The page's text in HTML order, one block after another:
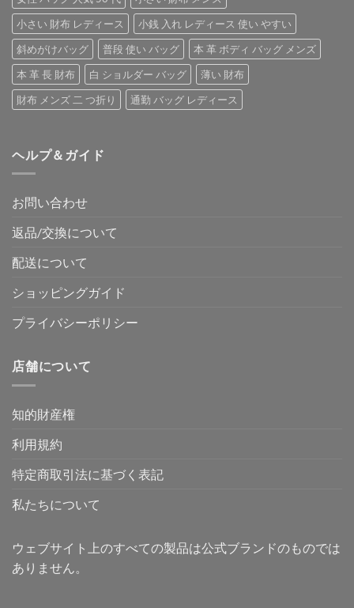
小さい 財布 レディース
小銭 入れ レディース 使い やすい
斜めがけバッグ
普段 使い バッグ
本 革 ボディ バッグ メンズ
本 革 長 財布
白 ショルダー バッグ
薄い 財布
財布 メンズ 二 つ折り
通勤 バッグ レディース
ヘルプ＆ガイド
お問い合わせ
返品/交換について
配送について
ショッピングガイド
プライバシーポリシー
店舗について
知的財産権
利用規約
特定商取引法に基づく表記
私たちについて
ウェブサイト上のすべての製品は公式ブランドのものでは
ありません。